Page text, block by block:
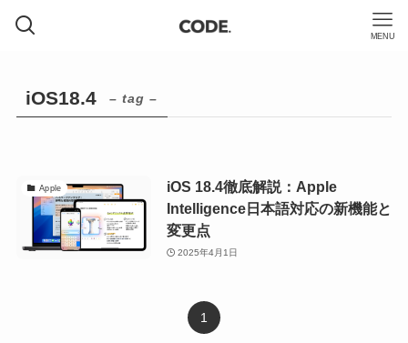
MENU
iOS18.4 – tag –
Apple
iOS 18.4徹底解説：Apple
Intelligence日本語対応の新機能と
変更点
2025年4月1日
1